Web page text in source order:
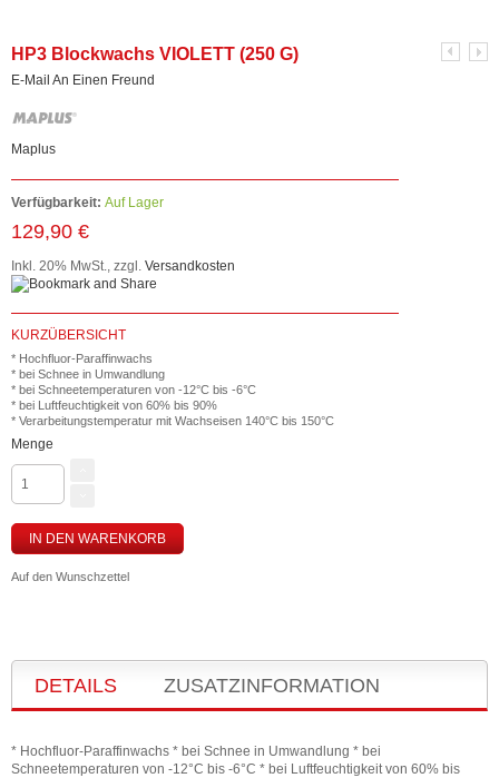
HP3 Blockwachs VIOLETT (250 G)
E-Mail An Einen Freund
Maplus
Verfügbarkeit: Auf Lager
129,90 €
Inkl. 20% MwSt., zzgl. Versandkosten
KURZÜBERSICHT
* Hochfluor-Paraffinwachs
* bei Schnee in Umwandlung
* bei Schneetemperaturen von -12°C bis -6°C
* bei Luftfeuchtigkeit von 60% bis 90%
* Verarbeitungstemperatur mit Wachseisen 140°C bis 150°C
Menge
IN DEN WARENKORB
Auf den Wunschzettel
DETAILS ZUSATZINFORMATION
* Hochfluor-Paraffinwachs * bei Schnee in Umwandlung * bei
Schneetemperaturen von -12°C bis -6°C * bei Luftfeuchtigkeit von 60% bis